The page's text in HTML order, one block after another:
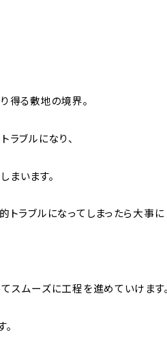
得る敷地の境界。
ラブルになり、
います。
トラブルになってしまったら大事に
スムーズに工程を進めていけます。